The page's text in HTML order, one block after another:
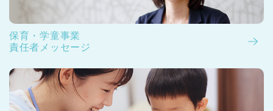
保育・学童事業
責任者メッセージ